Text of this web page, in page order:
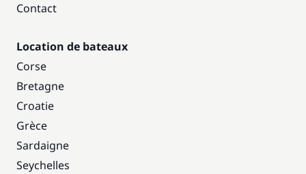
Contact
Location de bateaux
Corse
Bretagne
Croatie
Grèce
Sardaigne
Seychelles